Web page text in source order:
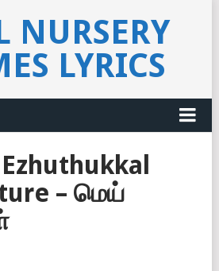
NURSERY
LYRICS
– மெய்